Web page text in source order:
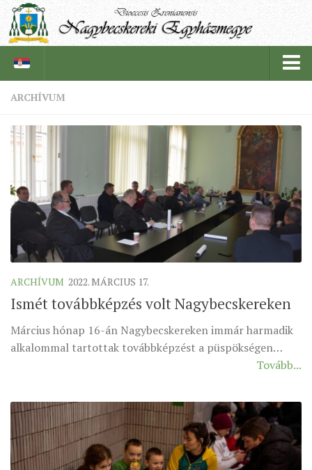
PÜSPÖK
EGYHÁZI INTÉZMÉNYEINK
EGYHÁZMEGYEI LEVÉLTÁR
LELKIPÁSZTOROK
SZERZETESRENDEK
IN MEMORIAM
PLÉBÁNIÁK
ÉSZAKI ESPERESSÉG
ARCHÍVUM
ARCHÍV ÉLETKÉPEK
SZINÓDUS
ARCHÍVUM
ARCHÍVUM 2022. MÁRCIUS 17.
Ismét továbbképzés volt Nagybecskereken
Március hónap 16-án Nagybecskereken immár harmadik
alkalommal tartottak továbbképzést a püspökségen…
Tovább...